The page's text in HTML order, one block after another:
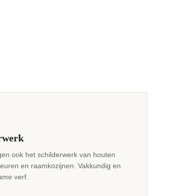
ook het schilderwerk van houten
en raamkozijnen. Vakkundig en
verf.